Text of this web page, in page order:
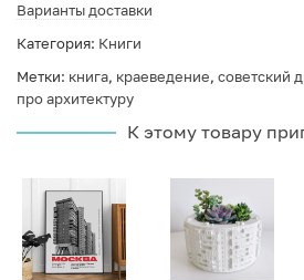
Варианты доставки
Категория: Книги
Метки: книга, краеведение, советский
про архитектуру
К этому товару